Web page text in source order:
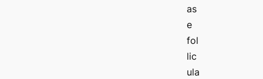
as
e
fol
lic
ula